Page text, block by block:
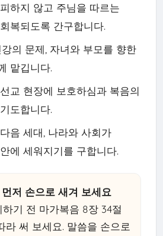
하지 않고 주님을 따르는
복되도록 간구합니다.
의 문제, 자녀와 부모를 향한
맡깁니다.
교 현장에 보호하심과 복음의
도합니다.
음 세대, 나라와 사회가
에 세워지기를 구합니다.
저 손으로 새겨 보세요
기 전 마가복음 8장 34절
라 써 보세요. 말씀을 손으로